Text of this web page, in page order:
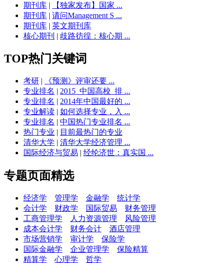
期刊库 |
【独家发布】国家 ...
期刊库 | 请问Management S ...
期刊库 | 英文期刊库
核心期刊 | 歧路彷徨：核心期 ...
TOP热门关键词
考研 |
《预测》评审还要 ...
专业排名 | 2015_中国高校_排 ...
专业排名 | 2014年中国最好的 ...
专业解读 | 如何选择专业，入 ...
专业排名 | 中国热门专业排名 ...
热门专业 | 目前最热门的专业
清华大学 | 清华大学经济管理 ...
国际经济与贸易 | 经纶济世：真实国 ...
专题页面精选
经济学 管理学 金融学
统计学
会计学
财政学 国际贸易
财务管理
工商管理学
人力资源管理
风险管理
成本会计学
财务会计
酒店管理
市场营销学
审计学
保险学
国际金融学
企业管理学
保险精算
精算学
心理学 哲学